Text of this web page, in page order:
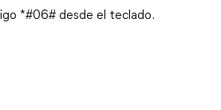
*#06# desde el teclado.